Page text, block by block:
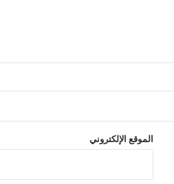
الموقع الإلكتروني